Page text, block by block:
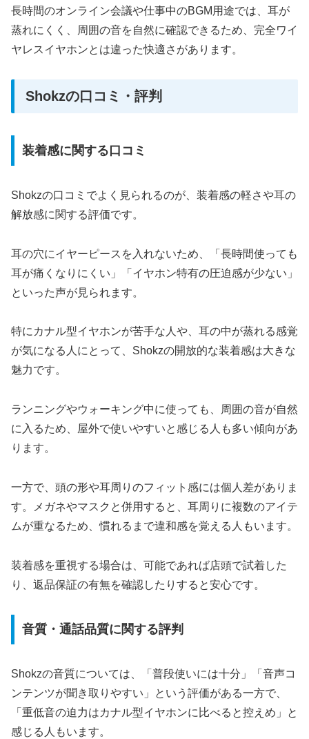
長時間のオンライン会議や仕事中のBGM用途では、耳が
蒸れにくく、周囲の音を自然に確認できるため、完全ワイ
ヤレスイヤホンとは違った快適さがあります。
Shokzの口コミ・評判
装着感に関する口コミ
Shokzの口コミでよく見られるのが、装着感の軽さや耳の
解放感に関する評価です。
耳の穴にイヤーピースを入れないため、「長時間使っても
耳が痛くなりにくい」「イヤホン特有の圧迫感が少ない」
といった声が見られます。
特にカナル型イヤホンが苦手な人や、耳の中が蒸れる感覚
が気になる人にとって、Shokzの開放的な装着感は大きな
魅力です。
ランニングやウォーキング中に使っても、周囲の音が自然
に入るため、屋外で使いやすいと感じる人も多い傾向があ
ります。
一方で、頭の形や耳周りのフィット感には個人差がありま
す。メガネやマスクと併用すると、耳周りに複数のアイテ
ムが重なるため、慣れるまで違和感を覚える人もいます。
装着感を重視する場合は、可能であれば店頭で試着した
り、返品保証の有無を確認したりすると安心です。
音質・通話品質に関する評判
Shokzの音質については、「普段使いには十分」「音声コ
ンテンツが聞き取りやすい」という評価がある一方で、
「重低音の迫力はカナル型イヤホンに比べると控えめ」と
感じる人もいます。